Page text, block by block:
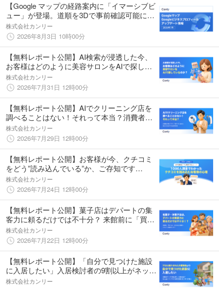
【Google マップの経路案内に「イマーシブビ
ュー」が登場。道順を3Dで事前確認可能に
他】Google マップ・Google ビジネスプロフ
ィールのアップデート情報（2026年7月版）
を無料公開
株式会社カンリー
2026年8月3日 10時00分
【無料レポート公開】AI検索が浸透した今、
お客様はどのように美容サロンをAIで探して
いるのか？
株式会社カンリー
2026年7月31日 12時00分
【無料レポート公開】AIでクリーニング店を
調べることはない！それって本当？消費者デ
ータから読み解く最新の店舗探し
株式会社カンリー
2026年7月29日 12時00分
【無料レポート公開】お客様が今、クチコミ
をどう”読み込んでいる”か、ご存知です
か？〜9割が中身まで読む時代のクチコミ対
策〜
株式会社カンリー
2026年7月24日 12時00分
【無料レポート公開】菓子店はデパートの集
客力に頼るだけでは不十分？ 来館前に「買う
もの」を決めるお客様のリアルな検索行動
株式会社カンリー
2026年7月22日 12時00分
【無料レポート公開】「自分で見つけた施設
に入居したい」入居検討者の9割以上がネット
で“調べ直し”を行う実態と、選ばれる介護施
株式会社カンリー